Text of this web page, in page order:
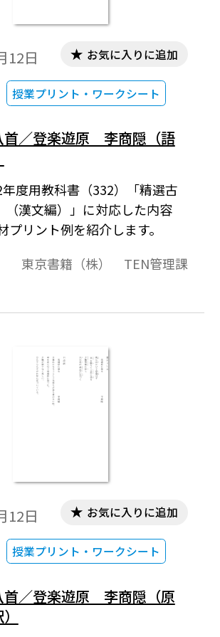
12日
授業プリント・ワークシート
お気に入りに追加
／登楽遊原 李商隠（語
度用教科書（332）「精選古
（漢文編）」に対応した内容
プリント例を紹介します。
東京書籍（株） TEN管理課
12日
授業プリント・ワークシート
お気に入りに追加
／登楽遊原 李商隠（原